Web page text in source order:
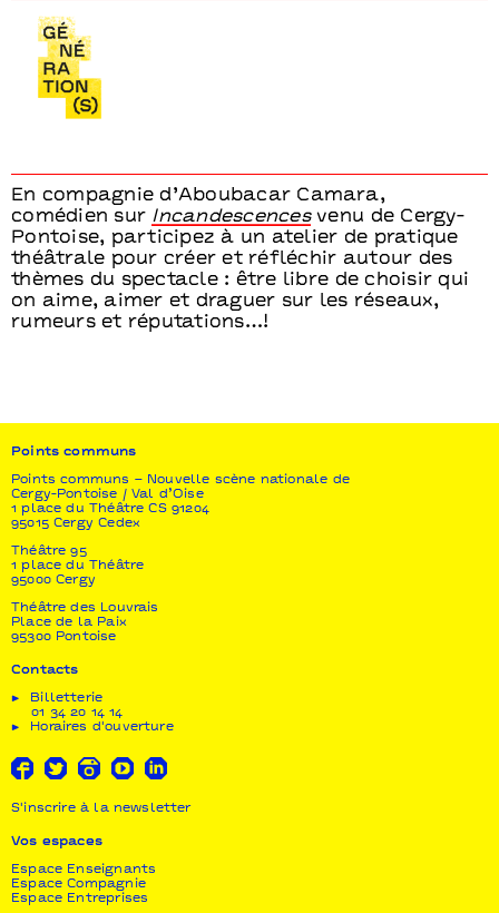
En compagnie d’Aboubacar Camara,
comédien sur Incandescencesvenu de Cergy-
Pontoise, participez à un atelier de pratique
théâtrale pour créer et réfléchir autour des
thèmes du spectacle : être libre de choisir qui
on aime, aimer et draguer sur les réseaux,
rumeurs et réputations…!
Points communs
Points communs – Nouvelle scène nationale de
Cergy-Pontoise / Val d’Oise
1 place du Théâtre CS 91204
95015 Cergy Cedex
Théâtre 95
1 place du Théâtre
95000 Cergy
Théâtre des Louvrais
Place de la Paix
95300 Pontoise
Contacts
Billetterie
01 34 20 14 14
Horaires d'ouverture
S'inscrire à la newsletter
Vos espaces
Espace Enseignants
Espace Compagnie
Espace Entreprises